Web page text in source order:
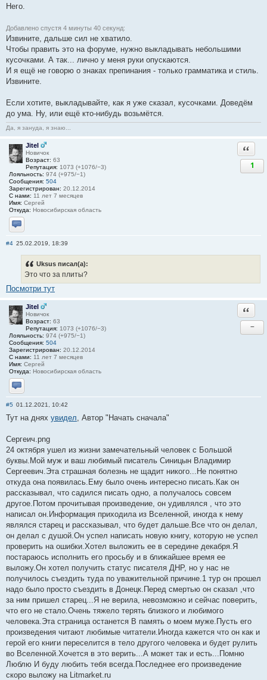
Него.
Добавлено спустя 4 минуты 40 секунд:
Извините, дальше сил не хватило.
Чтобы править это на форуме, нужно выкладывать небольшими
кусочками. А так... лично у меня руки опускаются.
И я ещё не говорю о знаках препинания - только грамматика и стиль.
Извините.
Если хотите, выкладывайте, как я уже сказал, кусочками. Доведём
до ума. Ну, или ещё кто-нибудь возьмётся.
Да, я зануда, я знаю...
Jitel
Новичок
Возраст: 63
Репутация: 1073 (+1076/−3)
Лояльность: 974 (+975/−1)
Сообщения: 504
Зарегистрирован: 20.12.2014
С нами: 11 лет 7 месяцев
Имя: Сергей
Откуда: Новосибирская область
Отправить личное сообщение
1
#4 25.02.2019, 18:39
Uksus писал(а):
Это что за плиты?
Посмотри тут
Jitel
Новичок
Возраст: 63
Репутация: 1073 (+1076/−3)
Лояльность: 974 (+975/−1)
Сообщения: 504
Зарегистрирован: 20.12.2014
С нами: 11 лет 7 месяцев
Имя: Сергей
Откуда: Новосибирская область
Отправить личное сообщение
−
#5 01.12.2021, 10:42
Тут на днях увидел , Автор "Начать сначала"
Сергеич.png
24 октября ушел из жизни замечательный человек с Большой
буквы.Мой муж и ваш любимый писатель Синицын Владимир
Сергеевич.Эта страшная болезнь не щадит никого...Не понятно
откуда она появилась.Ему было очень интересно писать.Как он
рассказывал, что садился писать одно, а получалось совсем
другое.Потом прочитывая произведение, он удивлялся , что это
написал он.Информация приходила из Вселенной, иногда к нему
являлся старец и рассказывал, что будет дальше.Все что он делал,
он делал с душой.Он успел написать новую книгу, которую не успел
проверить на ошибки.Хотел выложить ее в середине декабря.Я
постараюсь исполнить его просьбу и в ближайшее время ее
выложу.Он хотел получить статус писателя ДНР, но у нас не
получилось съездить туда по уважительной причине.1 тур он прошел
надо было просто съездить в Донецк.Перед смертью он сказал ,что
за ним пришел старец...Я не верила, невозможно и сейчас поверить,
что его не стало.Очень тяжело терять близкого и любимого
человека.Эта страница останется В память о моем муже.Пусть его
произведения читают любимые читатели.Иногда кажется что он как и
герой его книги переселится в тело другого человека и будет рулить
во Вселенной.Хочется в это верить...А может так и есть...Помню
Люблю И буду любить тебя всегда.Последнее его произведение
скоро выложу на Litmarket.ru